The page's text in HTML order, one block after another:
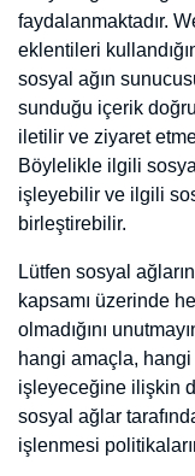
3.Zorunlu
İnternet sitesinin
özelliklerinden ve
kullanımı mecburi olan
4.İşlevsel ve Analitik
Tercihlerinizin
kullanılması, sitenin
edilmesi gibi amaçlarla
hakkında verileri
çerezler kişisel
dili tercihinizi
5.Takip Çerezleri
Takip çerezleri web
ziyaretiniz sırasında
Bu çerezler
geçmişinizin takibini ve